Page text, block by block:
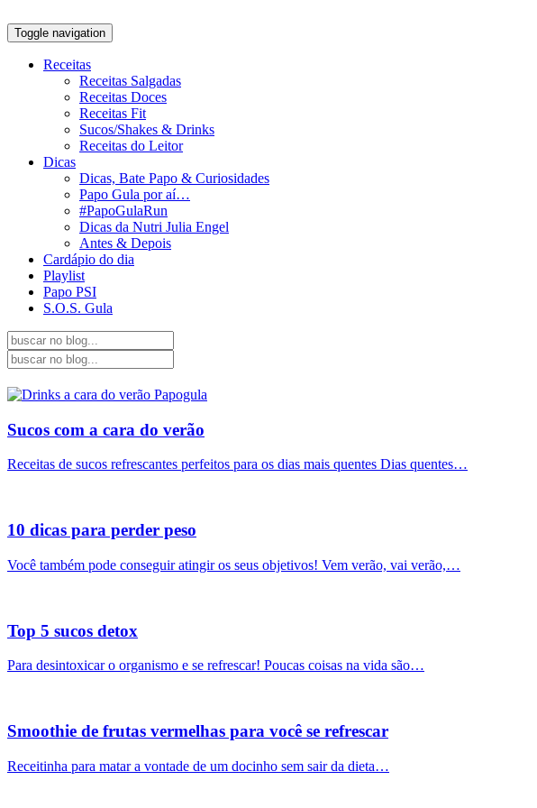
Toggle navigation
Receitas
Receitas Salgadas
Receitas Doces
Receitas Fit
Sucos/Shakes & Drinks
Receitas do Leitor
Dicas
Dicas, Bate Papo & Curiosidades
Papo Gula por aí…
#PapoGulaRun
Dicas da Nutri Julia Engel
Antes & Depois
Cardápio do dia
Playlist
Papo PSI
S.O.S. Gula
Sucos com a cara do verão
Receitas de sucos refrescantes perfeitos para os dias mais quentes Dias quentes…
10 dicas para perder peso
Você também pode conseguir atingir os seus objetivos! Vem verão, vai verão,…
Top 5 sucos detox
Para desintoxicar o organismo e se refrescar! Poucas coisas na vida são…
Smoothie de frutas vermelhas para você se refrescar
Receitinha para matar a vontade de um docinho sem sair da dieta…